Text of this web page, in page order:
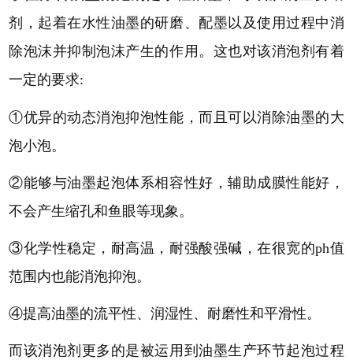
剂，起着在水性油墨的研磨、配墨以及使用过程中消
除泡沫并抑制泡沫产生的作用。这也对该消泡剂有着
一定的要求:
①优异的动态消泡抑泡性能，而且可以消除油墨的大
泡小泡。
②能够与油墨起泡体系相容性好，辅助成膜性能好，
不会产生缩孔和鱼眼等现象。
③化学性稳定，耐高温，耐强酸强碱，在很宽的ph值
范围内也能消泡抑泡。
④提高油墨的流平性、润湿性、耐磨性和平滑性。
而该消泡剂更多的是被运用到油墨生产环节起泡过程